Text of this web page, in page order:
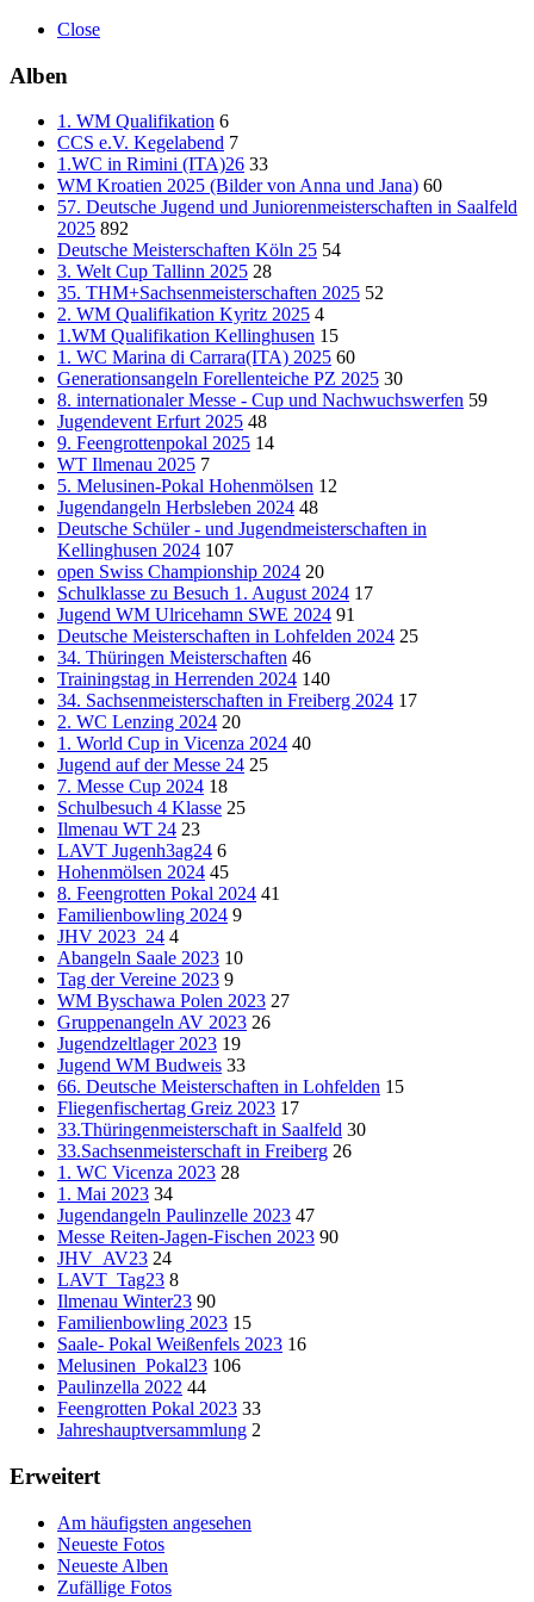
Close
Alben
1. WM Qualifikation 6
CCS e.V. Kegelabend 7
1.WC in Rimini (ITA)26 33
WM Kroatien 2025 (Bilder von Anna und Jana) 60
57. Deutsche Jugend und Juniorenmeisterschaften in Saalfeld
2025 892
Deutsche Meisterschaften Köln 25 54
3. Welt Cup Tallinn 2025 28
35. THM+Sachsenmeisterschaften 2025 52
2. WM Qualifikation Kyritz 2025 4
1.WM Qualifikation Kellinghusen 15
1. WC Marina di Carrara(ITA) 2025 60
Generationsangeln Forellenteiche PZ 2025 30
8. internationaler Messe - Cup und Nachwuchswerfen 59
Jugendevent Erfurt 2025 48
9. Feengrottenpokal 2025 14
WT Ilmenau 2025 7
5. Melusinen-Pokal Hohenmölsen 12
Jugendangeln Herbsleben 2024 48
Deutsche Schüler - und Jugendmeisterschaften in
Kellinghusen 2024 107
open Swiss Championship 2024 20
Schulklasse zu Besuch 1. August 2024 17
Jugend WM Ulricehamn SWE 2024 91
Deutsche Meisterschaften in Lohfelden 2024 25
34. Thüringen Meisterschaften 46
Trainingstag in Herrenden 2024 140
34. Sachsenmeisterschaften in Freiberg 2024 17
2. WC Lenzing 2024 20
1. World Cup in Vicenza 2024 40
Jugend auf der Messe 24 25
7. Messe Cup 2024 18
Schulbesuch 4 Klasse 25
Ilmenau WT 24 23
LAVT Jugenh3ag24 6
Hohenmölsen 2024 45
8. Feengrotten Pokal 2024 41
Familienbowling 2024 9
JHV 2023_24 4
Abangeln Saale 2023 10
Tag der Vereine 2023 9
WM Byschawa Polen 2023 27
Gruppenangeln AV 2023 26
Jugendzeltlager 2023 19
Jugend WM Budweis 33
66. Deutsche Meisterschaften in Lohfelden 15
Fliegenfischertag Greiz 2023 17
33.Thüringenmeisterschaft in Saalfeld 30
33.Sachsenmeisterschaft in Freiberg 26
1. WC Vicenza 2023 28
1. Mai 2023 34
Jugendangeln Paulinzelle 2023 47
Messe Reiten-Jagen-Fischen 2023 90
JHV_AV23 24
LAVT_Tag23 8
Ilmenau Winter23 90
Familienbowling 2023 15
Saale- Pokal Weißenfels 2023 16
Melusinen_Pokal23 106
Paulinzella 2022 44
Feengrotten Pokal 2023 33
Jahreshauptversammlung 2
Erweitert
Am häufigsten angesehen
Neueste Fotos
Neueste Alben
Zufällige Fotos